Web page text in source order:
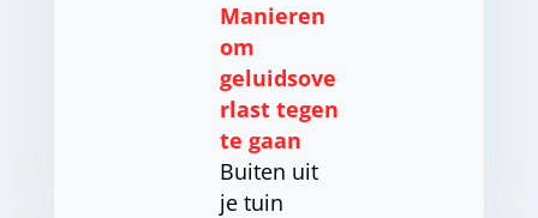
Manieren
om
geluidsove
rlast tegen
te gaan
Buiten uit
je tuin